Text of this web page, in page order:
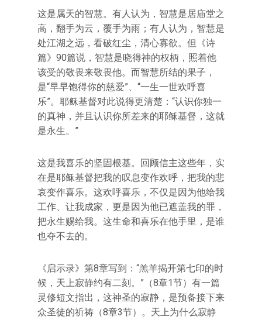
这是属天的智慧。有人认为，智慧是居庙堂之
高，翻手为云，覆手为雨；有人认为，智慧是
处江湖之远，看破红尘，清心寡欲。但《诗
篇》90篇说，智慧是晓得神的权柄，照着他
该受的敬畏来敬畏他。而智慧所结的果子，
是“早早饱得你的慈爱”、“一生一世欢呼喜
乐”。耶稣基督对此说得更清楚：“认识你独一
的真神，并且认识你所差来的耶稣基督，这就
是永生。”
这是我喜乐的坚固根基。回顾信主这些年，实
在是耶稣基督把我的叹息变作欢呼，把我的悲
哀变作喜乐。这欢呼喜乐，不仅是因为他给我
工作、让我成家，更是因为他已遮盖我的罪，
把永生赐给我。这生命和喜乐在他手里，是谁
也夺不去的。
《启示录》第8章写到：“羔羊揭开第七印的时
候，天上寂静约有二刻。”（8章1节）有一篇
灵修短文指出，这神圣的寂静，是预备接下来
众圣徒的祈祷（8章3节）。天上为什么寂静